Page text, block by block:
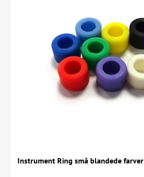
Instrument Ring små blandede farver